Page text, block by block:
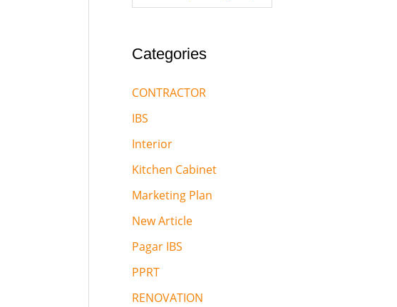
Categories
CONTRACTOR
IBS
Interior
Kitchen Cabinet
Marketing Plan
New Article
Pagar IBS
PPRT
RENOVATION